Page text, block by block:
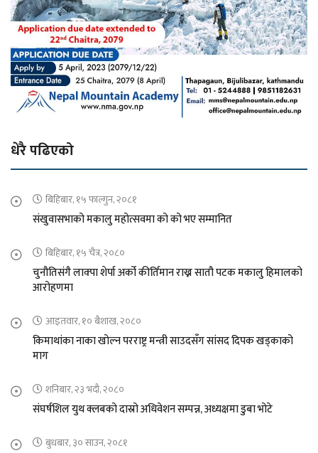
धेरै पढिएको
बिहिबार, १५ फाल्गुन, २०८१
संखुवासभाको मकालु महोत्सवमा को को भए सम्मानित
बिहिबार, १५ चैत्र, २०८०
चुनौतिसंगै लाक्पा शेर्पा अर्को कीर्तिमान राख्न सातौ पटक मकालु हिमालको
आरोहणमा
आइतवार, १० बैशाख, २०८०
किमाथांका नाका खोल्न परराष्ट्र मन्त्री साउदसँग सांसद दिपक खड्काको
माग
शनिबार, २३ भदौ, २०८०
संघर्षशिल युथ क्लबको दास्रो अधिवेशन सम्पन्न, अध्यक्षमा डुबा भोटे
बुधबार, ३० साउन, २०८१